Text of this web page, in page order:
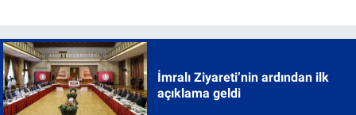
İmralı Ziyareti’nin ardından ilk
açıklama geldi